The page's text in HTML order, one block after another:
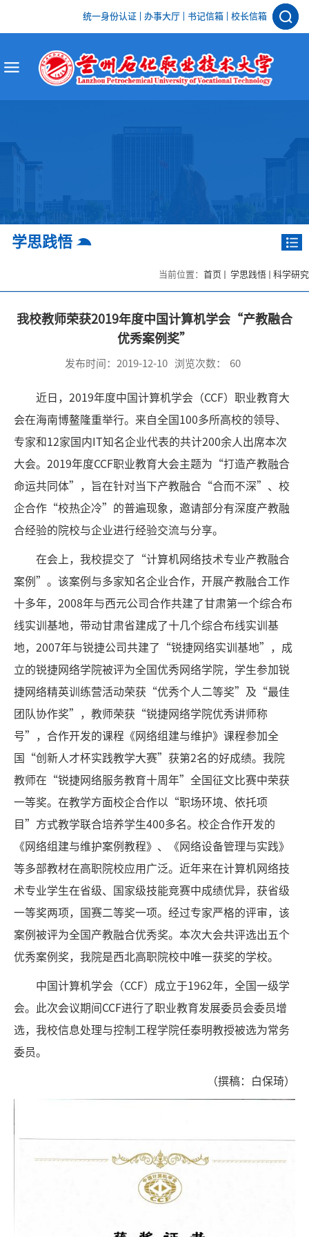
统一身份认证 办事大厅 书记信箱 校长信箱
学思践悟
当前位置： 首页 学思践悟 科学研究
我校教师荣获2019年度中国计算机学会“产教融合
优秀案例奖”
发布时间：2019-12-10 浏览次数： 60
近日，2019年度中国计算机学会（CCF）职业教育大
会在海南博鳌隆重举行。来自全国100多所高校的领导、
专家和12家国内IT知名企业代表的共计200余人出席本次
大会。2019年度CCF职业教育大会主题为“打造产教融合
命运共同体”，旨在针对当下产教融合“合而不深”、校
企合作“校热企冷”的普遍现象，邀请部分有深度产教融
合经验的院校与企业进行经验交流与分享。
在会上，我校提交了“计算机网络技术专业产教融合
案例”。该案例与多家知名企业合作，开展产教融合工作
十多年，2008年与西元公司合作共建了甘肃第一个综合布
线实训基地，带动甘肃省建成了十几个综合布线实训基
地，2007年与锐捷公司共建了“锐捷网络实训基地”，成
立的锐捷网络学院被评为全国优秀网络学院，学生参加锐
捷网络精英训练营活动荣获“优秀个人二等奖”及“最佳
团队协作奖”，教师荣获“锐捷网络学院优秀讲师称
号”，合作开发的课程《网络组建与维护》课程参加全
国“创新人才杯实践教学大赛”获第2名的好成绩。我院
教师在“锐捷网络服务教育十周年”全国征文比赛中荣获
一等奖。在教学方面校企合作以“职场环境、依托项
目”方式教学联合培养学生400多名。校企合作开发的
《网络组建与维护案例教程》、《网络设备管理与实践》
等多部教材在高职院校应用广泛。近年来在计算机网络技
术专业学生在省级、国家级技能竞赛中成绩优异，获省级
一等奖两项，国赛二等奖一项。经过专家严格的评审，该
案例被评为全国产教融合优秀奖。本次大会共评选出五个
优秀案例奖，我院是西北高职院校中唯一获奖的学校。
中国计算机学会（CCF）成立于1962年，全国一级学
会。此次会议期间CCF进行了职业教育发展委员会委员增
选，我校信息处理与控制工程学院任泰明教授被选为常务
委员。
（撰稿：白保琦）